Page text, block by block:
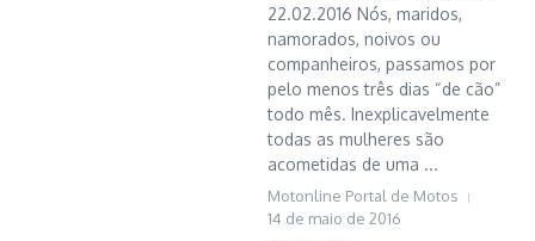
22.02.2016 Nós, maridos,
namorados, noivos ou
companheiros, passamos por
pelo menos três dias “de cão”
todo mês. Inexplicavelmente
todas as mulheres são
acometidas de uma ...
Motonline Portal de Motos
14 de maio de 2016